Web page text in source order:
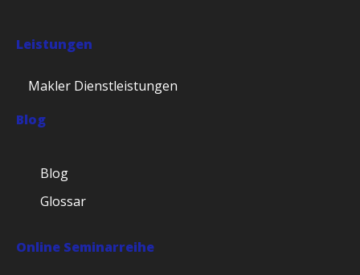
Leistungen
Makler Dienstleistungen
Blog
Blog
Glossar
Online Seminarreihe